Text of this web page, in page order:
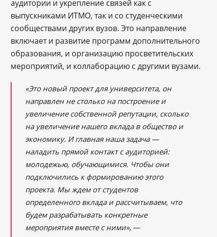
аудитории и укрепление связей как с
выпускниками ИТМО, так и со студенческими
сообществами других вузов. Это направление
включает и развитие программ дополнительного
образования, и организацию просветительских
мероприятий, и коллаборацию с другими вузами.
«Это новый проект для университета, он
направлен не столько на построение и
увеличение собственной репутации, сколько
на увеличение нашего вклада в общество и
экономику. И главная наша задача —
наладить прямой контакт с аудиторией:
молодежью, обучающимися. Чтобы они
подключились к формированию этого
проекта. Мы ждем от студентов
определенного вклада и рассчитываем, что
будем разрабатывать конкретные
мероприятия вместе с ними», —